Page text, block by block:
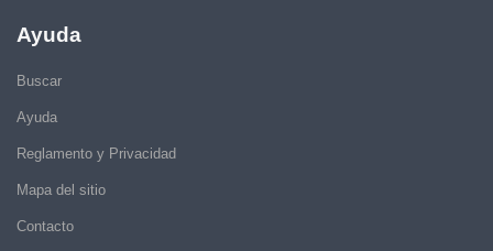
Ayuda
Buscar
Ayuda
Reglamento y Privacidad
Mapa del sitio
Contacto